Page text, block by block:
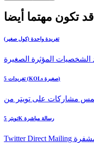
قد تكون مهتما أيضا
تغريدة واحدة (كول صغير)
5 تغريدات (KOLs صغيرة)
تويتر 5K رسالة مباشرة